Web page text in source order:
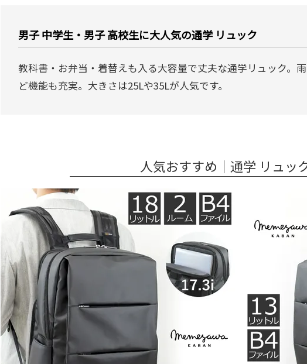
男子 中学生・男子 高校生に大人気の通学 リュック
教科書・お弁当・着替えも入る大容量で丈夫な通学リュック。
ど機能も充実。大きさは25Lや35Lが人気です。
人気おすすめ｜通学 リュッ